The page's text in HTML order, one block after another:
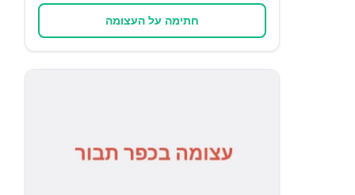
חתימה על העצומה